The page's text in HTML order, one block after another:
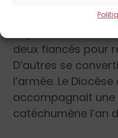
des personnes se
deux fiancés pour
D’autres se
l’armée. Le
accompagnait
catéchumène l’an